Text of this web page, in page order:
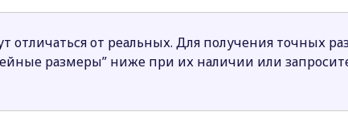
и большая ванная комната.
качественные и функциональныеготовые
от реальных. Для получения точных
размеры” ниже при их наличии или